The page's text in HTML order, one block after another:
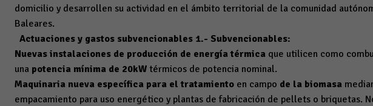
domicilio y desarrollen su actividad en el ámbito territorial de la comunidad
Baleares.
Actuaciones y gastos subvencionables 1.- Subvencionables:
Nuevas instalaciones de producción de energía térmica que utilicen como
una potencia mínima de 20kW térmicos de potencia nominal.
Maquinaria nueva específica para el tratamiento en campo de la biomasa
empacamiento para uso energético y plantas de fabricación de pellets o briquetas.